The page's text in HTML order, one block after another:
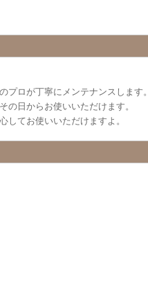
プロが丁寧にメンテナンスします。
の日からお使いいただけます。
してお使いいただけますよ。